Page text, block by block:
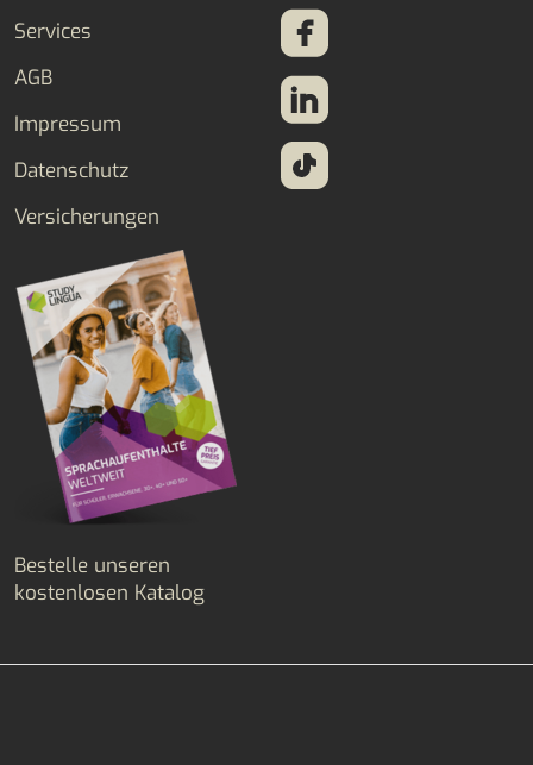
Services
AGB
Impressum
Datenschutz
Versicherungen
Bestelle unseren
kostenlosen Katalog